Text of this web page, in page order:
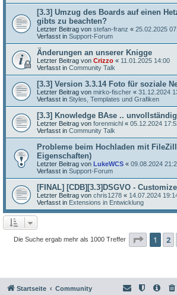
[3.3] Umzug des Boards auf einen
gibts zu beachten?
Letzter Beitrag von stefan-franz « 25.02.2025
Verfasst in Support-Forum
Änderungen an unserer Knigge
Letzter Beitrag von Crizzo « 11.01.2025 14:00
Verfasst in Community Talk
[3.3] Version 3.3.14 Foto für soziale
Letzter Beitrag von mirko-fischer « 31.12.2024
Verfasst in Styles, Templates und Grafiken
[3.3] Knowledge BAse ..
Letzter Beitrag von forenmichl « 05.12.2024
Verfasst in Community Talk
Probleme beim Hochladen mit
Eigenschaften)
Letzter Beitrag von LukeWCS « 09.08.2024
Verfasst in Support-Forum
[FINAL] [CDB][3.3]DSGVO -
Letzter Beitrag von chris1278 « 14.07.2024
Verfasst in Extensions in Entwicklung
Die Suche ergab mehr als 1000 Treffer Seite 1
1 2
Startseite Community